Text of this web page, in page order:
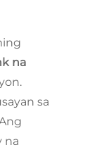
na
sa
na